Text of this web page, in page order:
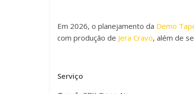
Em 2026, o planejamento da Demo
com produção de Jera Cravo, além de
Serviço